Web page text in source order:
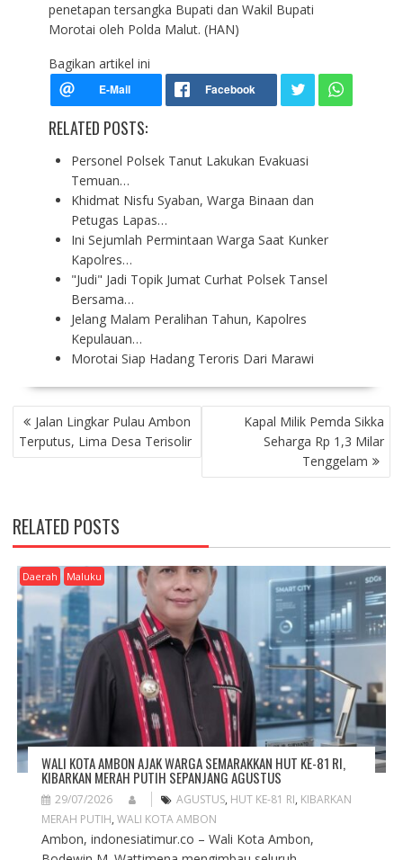
penetapan tersangka Bupati dan Wakil Bupati
Morotai oleh Polda Malut. (HAN)
Bagikan artikel ini
RELATED POSTS:
Personel Polsek Tanut Lakukan Evakuasi
Temuan…
Khidmat Nisfu Syaban, Warga Binaan dan
Petugas Lapas…
Ini Sejumlah Permintaan Warga Saat Kunker
Kapolres…
"Judi" Jadi Topik Jumat Curhat Polsek Tansel
Bersama…
Jelang Malam Peralihan Tahun, Kapolres
Kepulauan…
Morotai Siap Hadang Teroris Dari Marawi
P
O
S
A
V
I
G
A
O
N
Jalan Lingkar Pulau Ambon
Terputus, Lima Desa Terisolir
Kapal Milik Pemda Sikka
Seharga Rp 1,3 Milar
Tenggelam
RELATED POSTS
Daerah Maluku
WALI KOTA AMBON AJAK WARGA SEMARAKKAN HUT KE-81 RI,
KIBARKAN MERAH PUTIH SEPANJANG AGUSTUS
29/07/2026 AGUSTUS, HUT KE-81 RI, KIBARKAN
MERAH PUTIH, WALI KOTA AMBON
Ambon, indonesiatimur.co – Wali Kota Ambon,